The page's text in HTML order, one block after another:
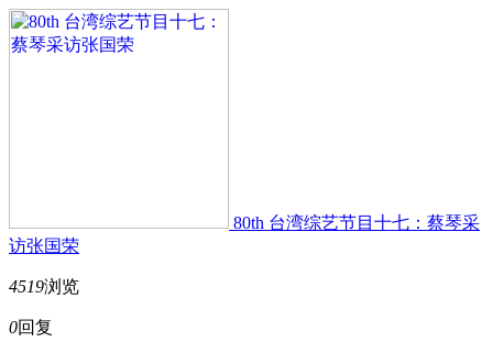
80th 台湾综艺节目十七：蔡琴采
访张国荣
4519浏览
0回复